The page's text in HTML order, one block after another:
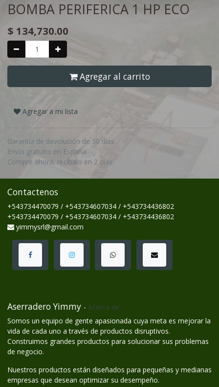
BOMBA PERIFERICA 1 HP ECO
$ 134,730.00
Agregar al carrito
Agregar a mi lista
Garantía de devolución de 30 días
Envío gratuito en España
Compre ahora, recíbalo en 2 días.
Contactenos
+543734470079 / +543734607034 / +543734436802
+543734470079 / +543734607034 / +543734436802
yimmysrl@gmail.com
Aserradero Yimmy - Acerca de
Somos un equipo de gente apasionada cuya meta es mejorar la
vida de cada uno a través de productos disruptivos.
Construimos grandes productos para solucionar sus problemas
de negocio.
Nuestros productos están diseñados para pequeñas y medianas
empresas que desean optimizar su desempeño.